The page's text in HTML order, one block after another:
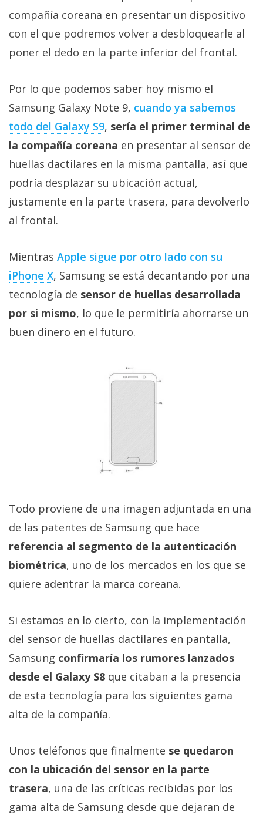
+
temas
Foros
Contacto
/
Sobre
nosotros
/
Publicidad
opciones
de
privacidad
Aviso
Legal
trucos y
tutoriales.
El Grupo
(CC) 2006-
2026. Algunos
derechos
compañía coreana en presentar un dispositivo
con el que podremos volver a desbloquearle al
poner el dedo en la parte inferior del frontal.
Por lo que podemos saber hoy mismo el
Samsung Galaxy Note 9, cuando ya sabemos
todo del Galaxy S9, sería el primer terminal de
la compañía coreana en presentar al sensor de
huellas dactilares en la misma pantalla, así que
podría desplazar su ubicación actual,
justamente en la parte trasera, para devolverlo
al frontal.
Mientras Apple sigue por otro lado con su
iPhone X, Samsung se está decantando por una
tecnología de sensor de huellas desarrollada
por si mismo, lo que le permitiría ahorrarse un
buen dinero en el futuro.
Todo proviene de una imagen adjuntada en una
de las patentes de Samsung que hace
referencia al segmento de la autenticación
biométrica, uno de los mercados en los que se
quiere adentrar la marca coreana.
Si estamos en lo cierto, con la implementación
del sensor de huellas dactilares en pantalla,
Samsung confirmaría los rumores lanzados
desde el Galaxy S8 que citaban a la presencia
de esta tecnología para los siguientes gama
alta de la compañía.
Unos teléfonos que finalmente se quedaron
con la ubicación del sensor en la parte
trasera, una de las críticas recibidas por los
gama alta de Samsung desde que dejaran de